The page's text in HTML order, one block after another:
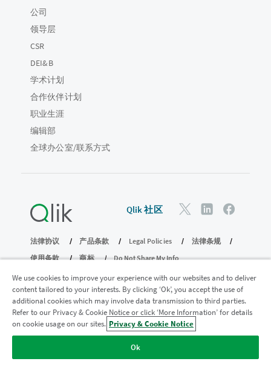
公司
领导层
CSR
DEI&B
学术计划
合作伙伴计划
职业生涯
编辑部
全球办公室/联系方式
Qlik 社区
法律协议 产品条款 Legal Policies
法律条规
使用条款
商标
Do Not Share My Info
版权所有 © 1993-2026 QlikTech International AB。保留所有权利。
加入分析现代化计划
使用分析现代化计划实现现代化，同时不损害您宝贵的
QlikView 应用程序。
We use cookies to improve your experience with our websites and to deliver
content tailored to your interests. By clicking ‘Ok’, you accept the use of
additional cookies which may involve data transmission to third parties.
Refer to our Privacy & Cookie Notice or click ‘More Information’ for details
on cookie usage on our sites. Privacy & Cookie Notice
Ok